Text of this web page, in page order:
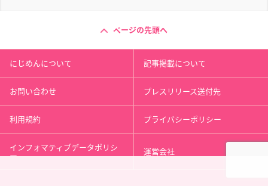
ページの先頭へ
にじめんについて 記事掲載について
お問い合わせ プレスリリース送付先
利用規約 プライバシーポリシー
インフォマティブデータポリシ
ー 運営会社